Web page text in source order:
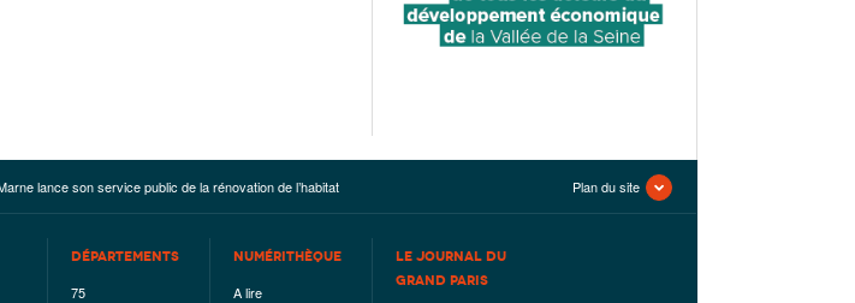
lance son service public de la rénovation de l’habitat Plan du site
DÉPARTEMENTS
75
NUMÉRITHÈQUE
A lire
LE JOURNAL DU
GRAND PARIS